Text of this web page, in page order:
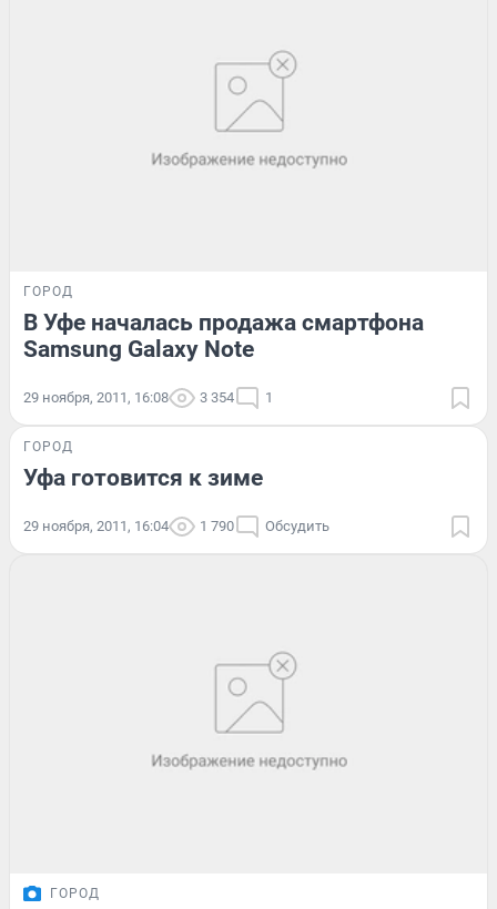
ГОРОД
В Уфе началась продажа смартфона
Samsung Galaxy Note
29 ноября, 2011, 16:08 3 354 1
ГОРОД
Уфа готовится к зиме
29 ноября, 2011, 16:04 1 790 Обсудить
ГОРОД